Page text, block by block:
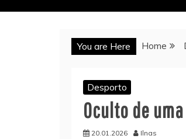
You are Here Home
Desporto
Oculto de
20.01.2026 Ilnas